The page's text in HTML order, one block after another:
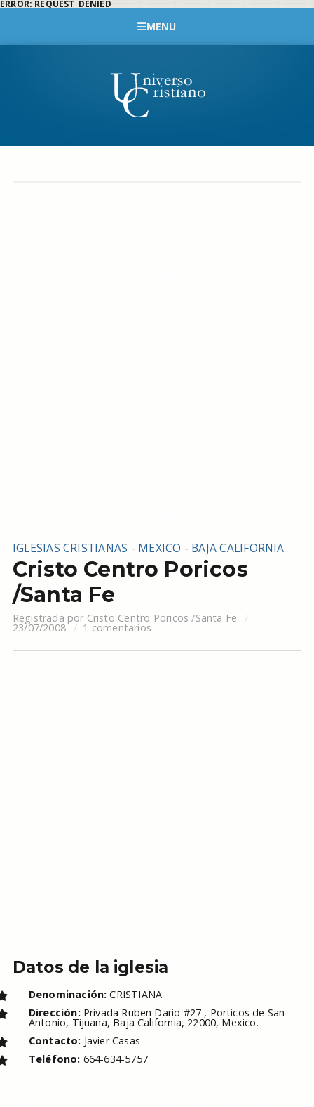
ERROR: REQUEST_DENIED
MENU
IGLESIAS CRISTIANAS - MEXICO - BAJA CALIFORNIA
Cristo Centro Poricos
/Santa Fe
Registrada por Cristo Centro Poricos /Santa Fe
23/07/2008 1 comentarios
Datos de la iglesia
Denominación: CRISTIANA
Dirección: Privada Ruben Dario #27 , Porticos de San
Antonio, Tijuana, Baja California, 22000, Mexico.
Contacto: Javier Casas
Teléfono: 664-634-5757